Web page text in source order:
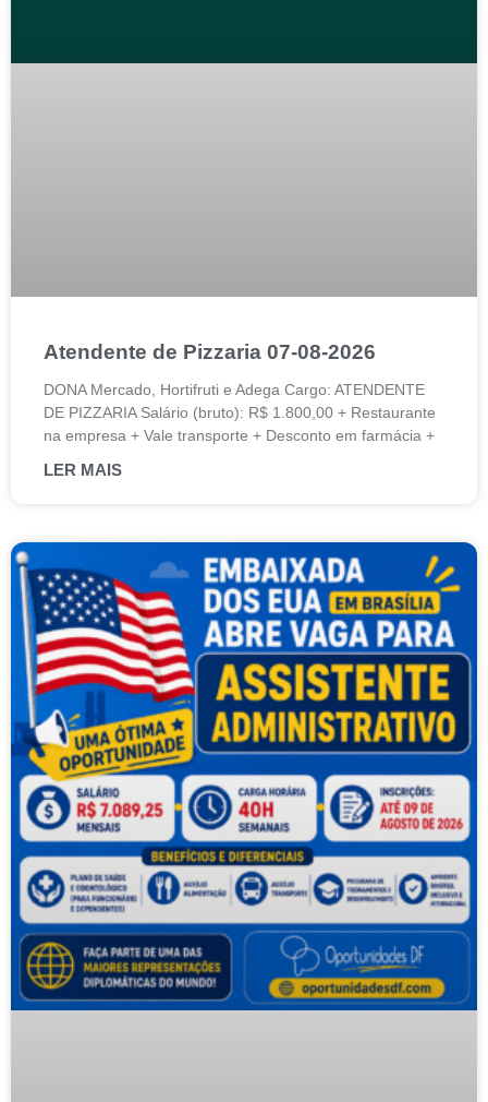
Atendente de Pizzaria 07-08-2026
DONA Mercado, Hortifruti e Adega Cargo: ATENDENTE
DE PIZZARIA Salário (bruto): R$ 1.800,00 + Restaurante
na empresa + Vale transporte + Desconto em farmácia +
LER MAIS